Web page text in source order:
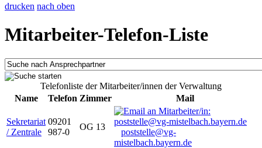
drucken nach oben
Mitarbeiter-Telefon-Liste
Telefonliste der Mitarbeiter/innen der Verwaltung
Name
Telefon Zimmer Mail
Sekretariat
/ Zentrale
09201
987-0
OG 13
poststelle@vg-
mistelbach.bayern.de